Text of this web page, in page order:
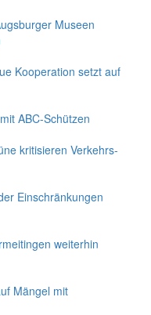
Museen
Kooperation setzt auf
ABC-Schüt­zen
kritisieren Verkehrs-
Einschränkungen
weiterhin
Mängel mit